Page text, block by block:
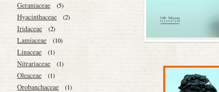
Geraniaceae (5)
Hyacinthaceae (2)
Iridaceae (2)
Lamiaceae (10)
Linaceae (1)
Nitrariaceae (1)
Oleaceae (1)
Orobanchaceae (1)